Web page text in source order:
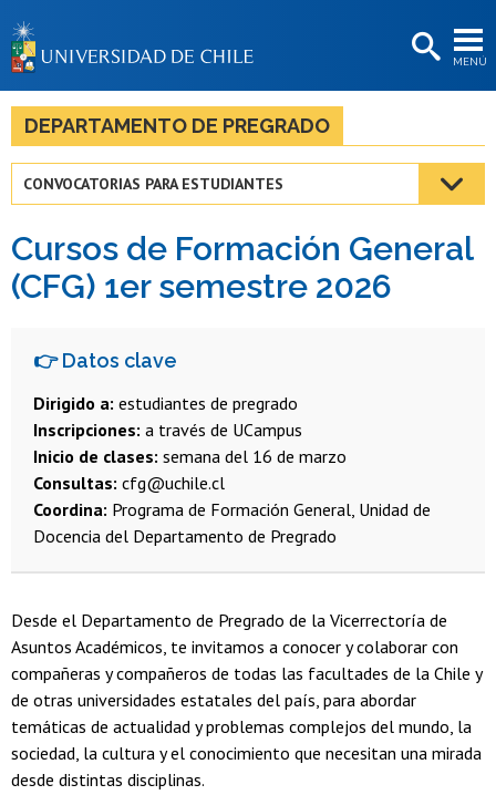
MENÚ
BIBLIOTECAS
LA UNIVERSIDAD
Estudiantes
Académicas/os
Funcionarias/os
DEPARTAMENTO DE PREGRADO
CONVOCATORIAS PARA ESTUDIANTES
Cursos de Formación General
(CFG) 1er semestre 2026
👉 Datos clave
Dirigido a: estudiantes de pregrado
Inscripciones: a través de UCampus
Inicio de clases: semana del 16 de marzo
Consultas: cfg@uchile.cl
Coordina: Programa de Formación General, Unidad de
Docencia del Departamento de Pregrado
Desde el Departamento de Pregrado de la Vicerrectoría de
Asuntos Académicos, te invitamos a conocer y colaborar con
compañeras y compañeros de todas las facultades de la Chile y
de otras universidades estatales del país, para abordar
temáticas de actualidad y problemas complejos del mundo, la
sociedad, la cultura y el conocimiento que necesitan una mirada
desde distintas disciplinas.